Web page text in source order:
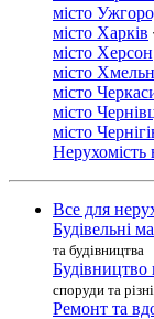
місто
місто Харків
місто Херсон
місто
місто
місто
місто
Нерухомість
Все для
Будівельні
та будівництва
Будівництво
споруди та
Ремонт та